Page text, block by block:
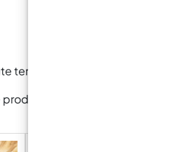
température ? Sur RESIN
pour vos besoins